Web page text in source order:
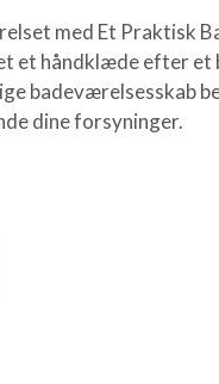
med Et Praktisk
et håndklæde efter
badeværelsesskab
dine forsyninger.